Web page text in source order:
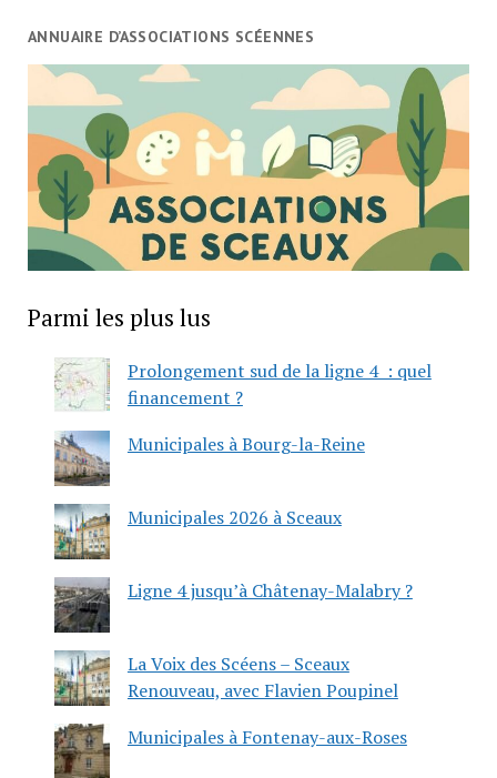
ANNUAIRE D’ASSOCIATIONS SCÉENNES
Parmi les plus lus
Prolongement sud de la ligne 4 : quel
financement ?
Municipales à Bourg-la-Reine
Municipales 2026 à Sceaux
Ligne 4 jusqu’à Châtenay-Malabry ?
La Voix des Scéens – Sceaux
Renouveau, avec Flavien Poupinel
Municipales à Fontenay-aux-Roses